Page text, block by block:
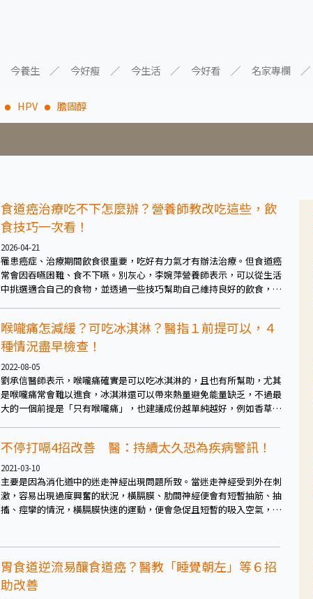
今養生 今好瘦 今生活 今好看 名家專欄
HPV 膽固醇
食道癌治療吃不下怎麼辦？營養師教改吃這些，飲
食技巧一次看！
2026-04-21
罹患癌症、治療期間飲食很重要，吃好有力氣才有辦法治療。但食道癌
常會因吞嚥困難、食不下嚥。別灰心，李婉萍營養師表示，可以從生活
中挑選適合自己的食物，並透過一些技巧幫助自己維持良好的飲食，更
喉嚨痛怎減緩？可吃冰淇淋？醫指１前提可以，４
種情況盡早檢查！
2022-08-05
劉承信醫師表示，喉嚨痛確實是可以吃冰淇淋的，且也有所幫助，尤其
是喉嚨痛常會難以進食，冰淇淋還可以帶來熱量避免能量缺乏，不過最
大的一個前提是「只有喉嚨痛」，也建議成份越單純越好，例如香草、
不停打嗝4招改善 醫：持續太久恐為疾病警訊！
2021-03-10
主要是因為消化道中的迷走神經出現問題所致。當迷走神經受到外在刺
激，容易出現過度興奮的狀況，橫膈膜、肋間神經便會有短暫抽筋、抽
搐、痙攣的情況，橫膈膜快速的運動，便會急促且短暫的吸入空氣，並
胃食道逆流易釀食道癌？醫教「睡覺朝左」等６招
助改善